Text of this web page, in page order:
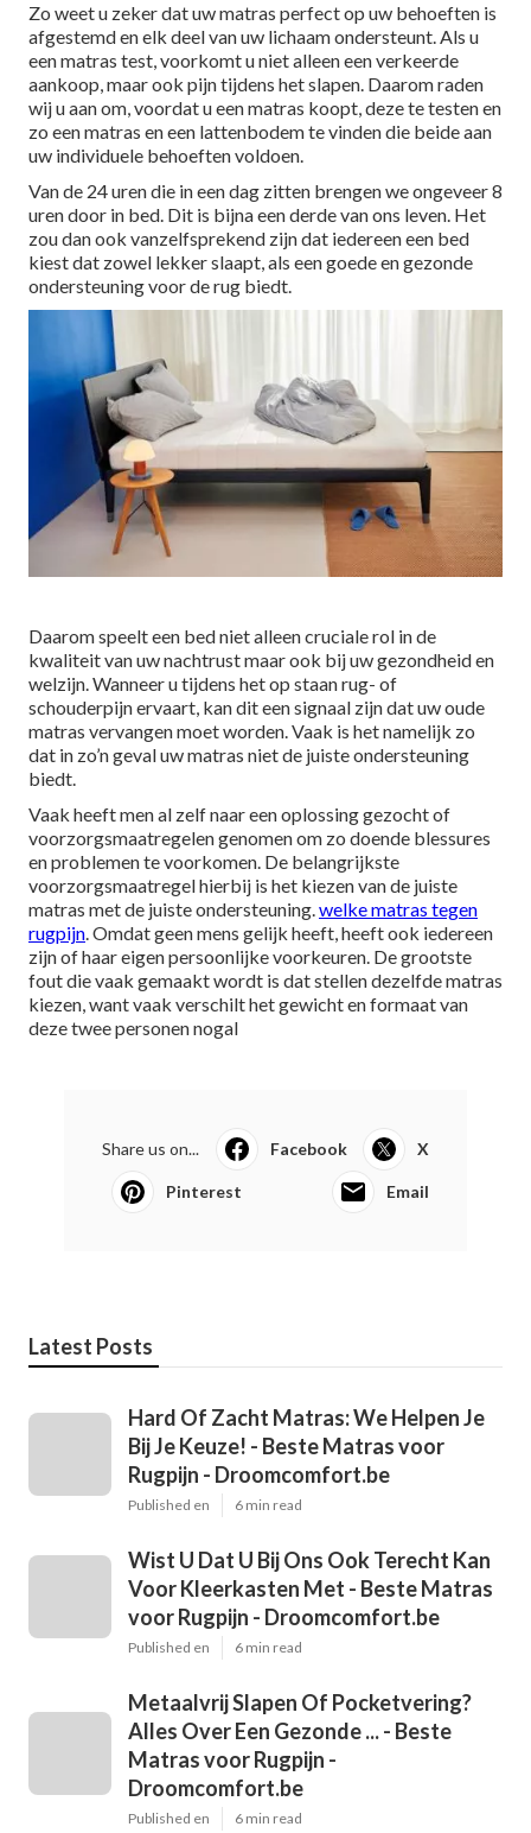
Zo weet u zeker dat uw matras perfect op uw behoeften is
afgestemd en elk deel van uw lichaam ondersteunt. Als u
een matras test, voorkomt u niet alleen een verkeerde
aankoop, maar ook pijn tijdens het slapen. Daarom raden
wij u aan om, voordat u een matras koopt, deze te testen en
zo een matras en een lattenbodem te vinden die beide aan
uw individuele behoeften voldoen.
Van de 24 uren die in een dag zitten brengen we ongeveer 8
uren door in bed. Dit is bijna een derde van ons leven. Het
zou dan ook vanzelfsprekend zijn dat iedereen een bed
kiest dat zowel lekker slaapt, als een goede en gezonde
ondersteuning voor de rug biedt.
Daarom speelt een bed niet alleen cruciale rol in de
kwaliteit van uw nachtrust maar ook bij uw gezondheid en
welzijn. Wanneer u tijdens het op staan rug- of
schouderpijn ervaart, kan dit een signaal zijn dat uw oude
matras vervangen moet worden. Vaak is het namelijk zo
dat in zo’n geval uw matras niet de juiste ondersteuning
biedt.
Vaak heeft men al zelf naar een oplossing gezocht of
voorzorgsmaatregelen genomen om zo doende blessures
en problemen te voorkomen. De belangrijkste
voorzorgsmaatregel hierbij is het kiezen van de juiste
matras met de juiste ondersteuning.welke matras tegen
rugpijn. Omdat geen mens gelijk heeft, heeft ook iedereen
zijn of haar eigen persoonlijke voorkeuren. De grootste
fout die vaak gemaakt wordt is dat stellen dezelfde matras
kiezen, want vaak verschilt het gewicht en formaat van
deze twee personen nogal
Share us on... Facebook X
Pinterest Email
Latest Posts
Hard Of Zacht Matras: We Helpen Je
Bij Je Keuze! - Beste Matras voor
Rugpijn - Droomcomfort.be
Published en 6 min read
Wist U Dat U Bij Ons Ook Terecht Kan
Voor Kleerkasten Met - Beste Matras
voor Rugpijn - Droomcomfort.be
Published en 6 min read
Metaalvrij Slapen Of Pocketvering?
Alles Over Een Gezonde ... - Beste
Matras voor Rugpijn -
Droomcomfort.be
Published en 6 min read